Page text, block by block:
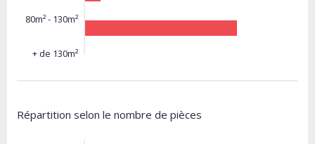
80m² - 130m²
+ de 130m²
Répartition selon le nombre de pièces